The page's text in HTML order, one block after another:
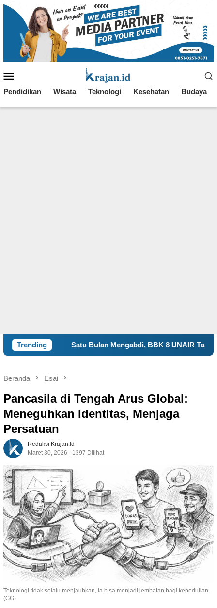
Loncat
Mobile
Pendidikan Wisata Teknologi Kesehatan Budaya
Trending
Bulan Mengabdi, BBK 8 UNAIR Tampilkan Capaian
Beranda Esai
Pancasila di Tengah Arus Global:
Meneguhkan Identitas, Menjaga
Persatuan
Redaksi Krajan.id
Maret 30, 2026
1397 Dilihat
Teknologi tidak selalu menjauhkan, ia bisa menjadi jembatan bagi kepedulian.
(GG)